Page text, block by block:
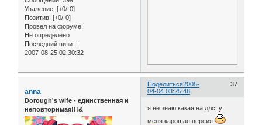
Уважение: [+0/-0]
Позитив: [+0/-0]
Провел на форуме:
Не определено
Последний визит:
2007-08-25 02:30:32
Поделиться 37
2005-
04-04 03:25:48
anna
Dorough's wife - единственная и
неповторимая!!!&
я не знаю какая на длс. у
меня карошая версия